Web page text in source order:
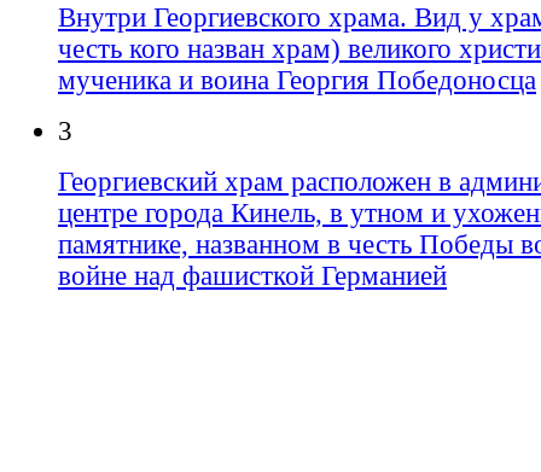
Внутри Георгиевского храма. Вид у
честь кого назван храм) великого
мученика и воина Георгия Победоносца
3
Георгиевский храм расположен в
центре города Кинель, в утном и
памятнике, названном в честь Победы
войне над фашисткой Германией